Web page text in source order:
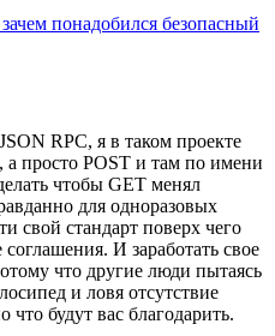
понадобился безопасный
RPC, я в таком проекте
а просто POST и там по имени
чтобы GET менял
для одноразовых
свой стандарт поверх чего
И заработать свое
что другие люди пытаясь
и ловя отсутствие
что будут вас благодарить.